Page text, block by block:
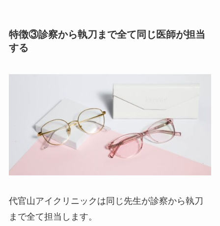
特徴③診察から執刀まで全て同じ医師が担当
する
代官山アイクリニックは同じ先生が診察から執刀
まで全て担当します。